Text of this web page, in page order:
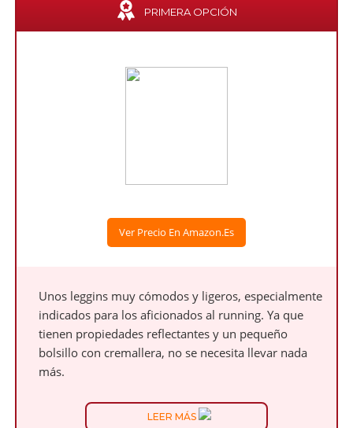
PRIMERA OPCIÓN
Ver Precio En Amazon.es
Unos leggins muy cómodos y ligeros, especialmente
indicados para los aficionados al running. Ya que
tienen propiedades reflectantes y un pequeño
bolsillo con cremallera, no se necesita llevar nada
más.
LEER MÁS